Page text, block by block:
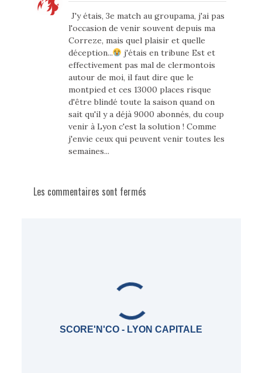
J'y étais, 3e match au groupama, j'ai pas
l'occasion de venir souvent depuis ma
Correze, mais quel plaisir et quelle
déception...
j'étais en tribune Est et
effectivement pas mal de clermontois
autour de moi, il faut dire que le
montpied et ces 13000 places risque
d'être blindé toute la saison quand on
sait qu'il y a déjà 9000 abonnés, du coup
venir à Lyon c'est la solution ! Comme
j'envie ceux qui peuvent venir toutes les
semaines...
Les commentaires sont fermés
SCORE'N'CO - LYON CAPITALE